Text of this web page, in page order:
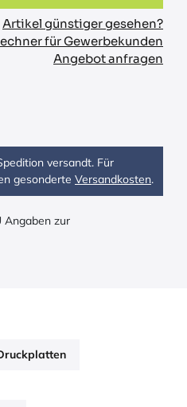
Artikel günstiger gesehen?
für Gewerbekunden
Angebot anfragen
versandt. Für
gesonderte Versandkosten.
Angaben zur